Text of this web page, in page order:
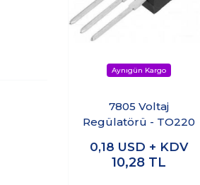
7805 Voltaj
Regülatörü - TO220
0,18 USD + KDV
10,28 TL